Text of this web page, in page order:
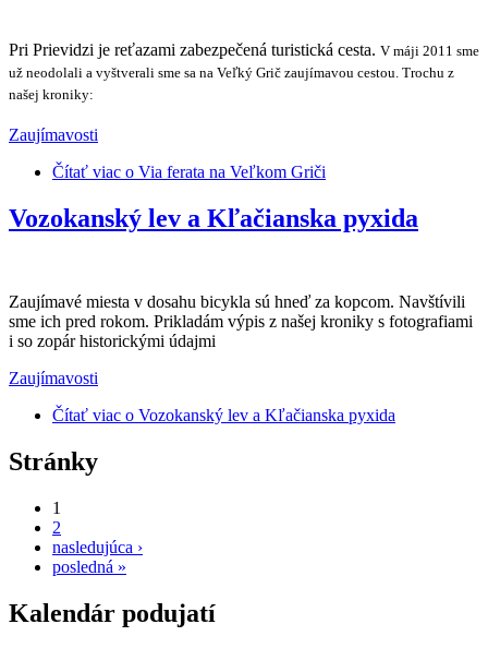
Pri Prievidzi je reťazami zabezpečená turistická cesta. V máji 2011 sme
už neodolali a vyštverali sme sa na Veľký Grič zaujímavou cestou. Trochu z
našej kroniky:
Zaujímavosti
Čítať viac o Via ferata na Veľkom Griči
Vozokanský lev a Kľačianska pyxida
Zaujímavé miesta v dosahu bicykla sú hneď za kopcom. Navštívili
sme ich pred rokom. Prikladám výpis z našej kroniky s fotografiami
i so zopár historickými údajmi
Zaujímavosti
Čítať viac o Vozokanský lev a Kľačianska pyxida
Stránky
1
2
nasledujúca ›
posledná »
Kalendár podujatí